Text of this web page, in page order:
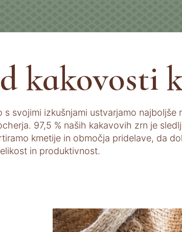
kakovosti
svojimi izkušnjami ustvarjamo najboljše
97,5 % naših kakavovih zrn je
kmetije in območja pridelave, da
in produktivnost.